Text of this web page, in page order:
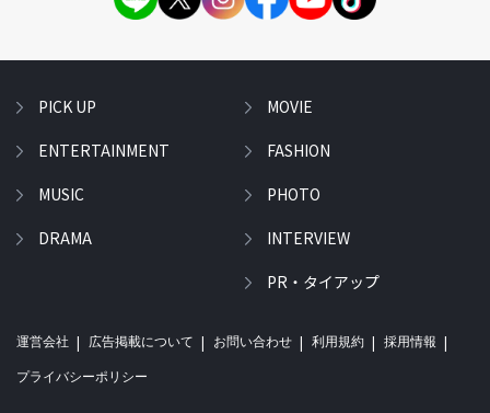
PICK UP
ENTERTAINMENT
MUSIC
DRAMA
MOVIE
FASHION
PHOTO
INTERVIEW
PR・タイアップ
運営会社 広告掲載について お問い合わせ 利用規約 採用情報
プライバシーポリシー